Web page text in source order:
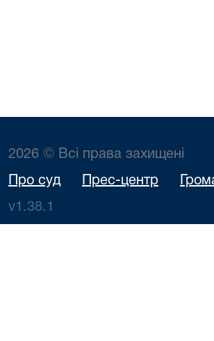
2026 © Всі права захищені
Про суд Прес-центр
v1.38.1